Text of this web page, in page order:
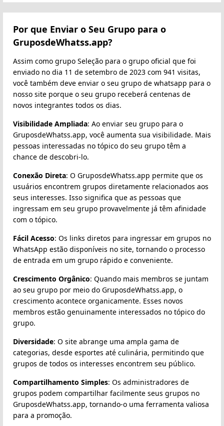
Por que Enviar o Seu Grupo para o
GruposdeWhatss.app?
Assim como grupo Seleção para o grupo oficial que foi
enviado no dia 11 de setembro de 2023 com 941 visitas,
você também deve enviar o seu grupo de whatsapp para o
nosso site porque o seu grupo receberá centenas de
novos integrantes todos os dias.
Visibilidade Ampliada: Ao enviar seu grupo para o
GruposdeWhatss.app, você aumenta sua visibilidade. Mais
pessoas interessadas no tópico do seu grupo têm a
chance de descobri-lo.
Conexão Direta: O GruposdeWhatss.app permite que os
usuários encontrem grupos diretamente relacionados aos
seus interesses. Isso significa que as pessoas que
ingressam em seu grupo provavelmente já têm afinidade
com o tópico.
Fácil Acesso: Os links diretos para ingressar em grupos no
WhatsApp estão disponíveis no site, tornando o processo
de entrada em um grupo rápido e conveniente.
Crescimento Orgânico: Quando mais membros se juntam
ao seu grupo por meio do GruposdeWhatss.app, o
crescimento acontece organicamente. Esses novos
membros estão genuinamente interessados no tópico do
grupo.
Diversidade: O site abrange uma ampla gama de
categorias, desde esportes até culinária, permitindo que
grupos de todos os interesses encontrem seu público.
Compartilhamento Simples: Os administradores de
grupos podem compartilhar facilmente seus grupos no
GruposdeWhatss.app, tornando-o uma ferramenta valiosa
para a promoção.